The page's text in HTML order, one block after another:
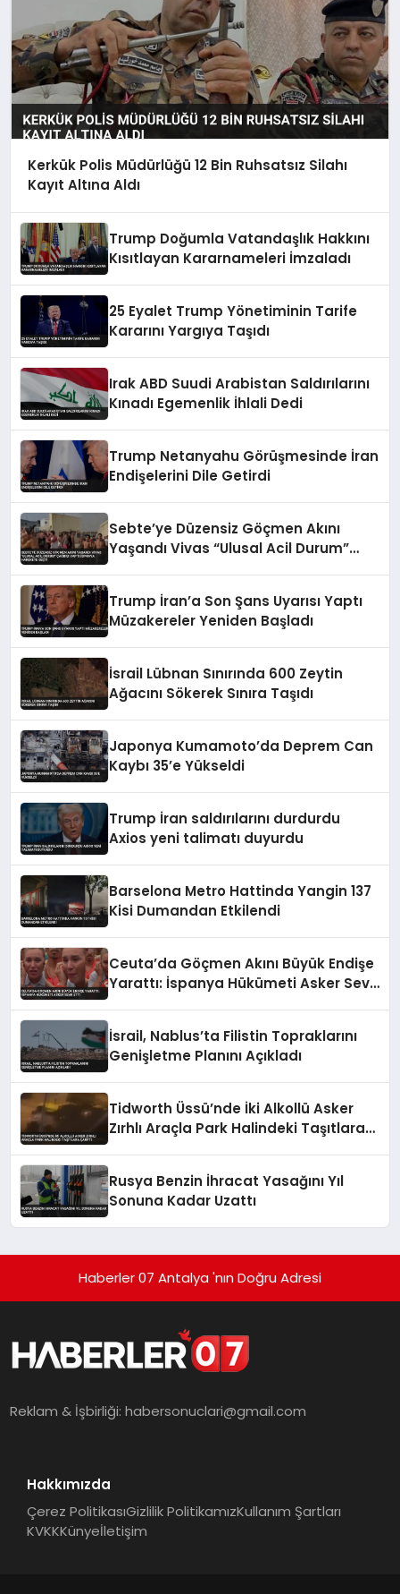
Kerkük Polis Müdürlüğü 12 Bin Ruhsatsız Silahı
Kayıt Altına Aldı
Trump Doğumla Vatandaşlık Hakkını
Kısıtlayan Kararnameleri İmzaladı
25 Eyalet Trump Yönetiminin Tarife
Kararını Yargıya Taşıdı
Irak ABD Suudi Arabistan Saldırılarını
Kınadı Egemenlik İhlali Dedi
Trump Netanyahu Görüşmesinde İran
Endişelerini Dile Getirdi
Sebte’ye Düzensiz Göçmen Akını
Yaşandı Vivas “Ulusal Acil Durum”
Trump İran’a Son Şans Uyarısı Yaptı
Müzakereler Yeniden Başladı
İsrail Lübnan Sınırında 600 Zeytin
Ağacını Sökerek Sınıra Taşıdı
Japonya Kumamoto’da Deprem Can
Kaybı 35’e Yükseldi
Trump İran saldırılarını durdurdu
Axios yeni talimatı duyurdu
Barselona Metro Hattinda Yangin 137
Kisi Dumandan Etkilendi
Ceuta’da Göçmen Akını Büyük Endişe
Yarattı: İspanya Hükümeti Asker Sevk
İsrail, Nablus’ta Filistin Topraklarını
Genişletme Planını Açıkladı
Tidworth Üssü’nde İki Alkollü Asker
Zırhlı Araçla Park Halindeki Taşıtlara
Rusya Benzin İhracat Yasağını Yıl
Sonuna Kadar Uzattı
Haberler 07 Antalya 'nın Doğru Adresi
Reklam & İşbirliği:habersonuclari@gmail.com
Hakkımızda
Çerez PolitikasıGizlilik PolitikamızKullanım Şartları
KVKKKünyeİletişim